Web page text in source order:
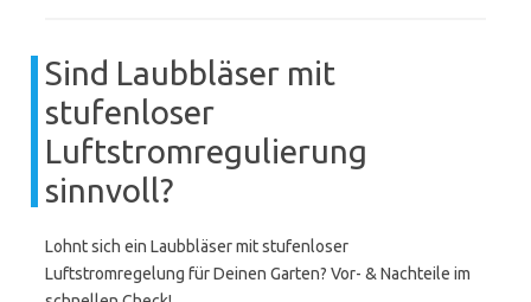
Sind Laubbläser mit
stufenloser
Luftstromregulierung
sinnvoll?
Lohnt sich ein Laubbläser mit stufenloser
Luftstromregelung für Deinen Garten? Vor- & Nachteile im